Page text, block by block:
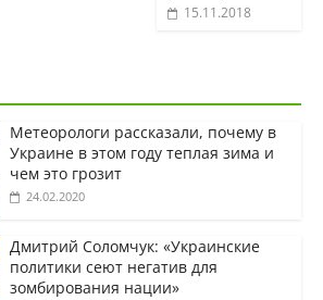
15.11.2018
Метеорологи рассказали, почему в
Украине в этом году теплая зима и
чем это грозит
24.02.2020
Дмитрий Соломчук: «Украинские
политики сеют негатив для
зомбирования нации»